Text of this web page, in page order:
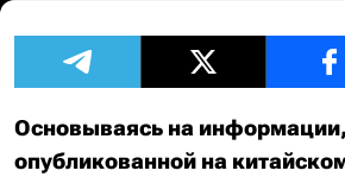
Основываясь на информации,
опубликованной на